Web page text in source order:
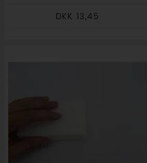
DKK 13,45